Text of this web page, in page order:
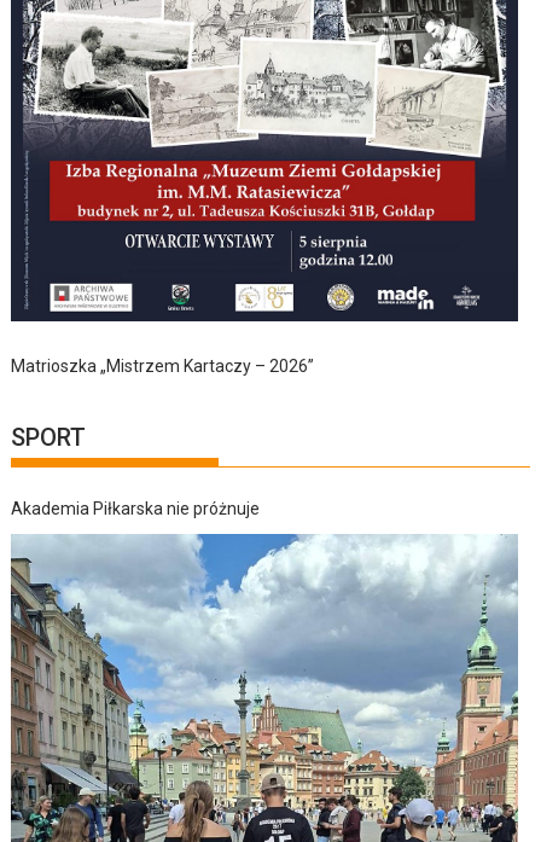
Matrioszka „Mistrzem Kartaczy – 2026”
SPORT
Akademia Piłkarska nie próżnuje